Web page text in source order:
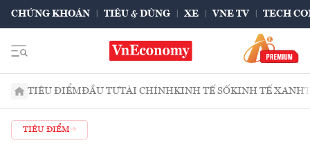
CHỨNG KHOÁN TIÊU & DÙNG XE VNE TV TECH
TIÊU ĐIỂMĐẦU TƯTÀI CHÍNHKINH TẾ SỐKINH TẾ XANH
TIÊU ĐIỂM